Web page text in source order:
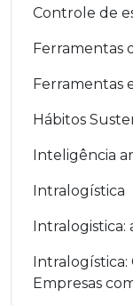
Controle de
Ferramentas
Ferramentas
Hábitos
Inteligência
Intralogística
Intralogistica:
Intralogística:
Empresas